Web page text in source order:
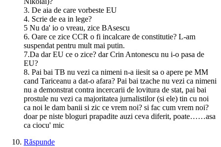
3. De aia de care vorbeste EU
4. Scrie de ea in lege?
5 Nu da' io o vreau, zice BAsescu
6. Oare ce zice CCR o fi incalcare de constitutie? L-am
suspendat pentru mult mai putin.
7.Da dar EU ce o zice? dar Crin Antonescu nu i-o pasa de
EU?
8. Pai bai TB nu vezi ca nimeni n-a iiesit sa o apere pe MM
cand Tariceanu a dat-o afara? Pai bai tzache nu vezi ca nimeni
nu a demonstrat contra incercarii de lovitura de stat, pai bai
prostule nu vezi ca majoritatea jurnalistilor (si ele) tin cu noi
ca noi le dam banii si zic ce vrem noi? si fac cum vrem noi?
doar pe niste bloguri prapadite auzi ceva diferit, poate……asa
ca ciocu' mic
Răspunde